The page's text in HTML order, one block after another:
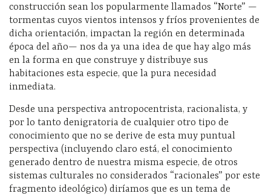
construcción sean los popularmente llamados “Norte” —
tormentas cuyos vientos intensos y fríos provenientes de
dicha orientación, impactan la región en determinada
época del año— nos da ya una idea de que hay algo más
en la forma en que construye y distribuye sus
habitaciones esta especie, que la pura necesidad
inmediata.
Desde una perspectiva antropocentrista, racionalista, y
por lo tanto denigratoria de cualquier otro tipo de
conocimiento que no se derive de esta muy puntual
perspectiva (incluyendo claro está, el conocimiento
generado dentro de nuestra misma especie, de otros
sistemas culturales no considerados “racionales” por este
fragmento ideológico) diríamos que es un tema de